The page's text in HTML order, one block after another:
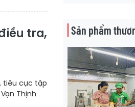
tra,
tiêu cực tập
Thịnh
Sản phẩm